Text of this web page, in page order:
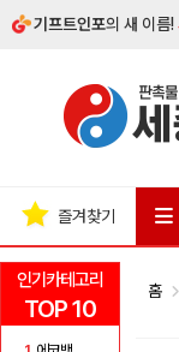
기프트인포의 새 이름!
인기카테고리
TOP 10
즐겨찾기
홈